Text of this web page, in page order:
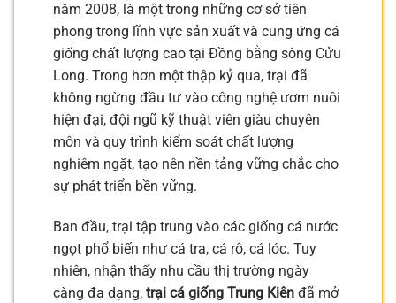
năm 2008, là một trong những cơ sở tiên
phong trong lĩnh vực sản xuất và cung ứng cá
giống chất lượng cao tại Đồng bằng sông Cửu
Long. Trong hơn một thập kỷ qua, trại đã
không ngừng đầu tư vào công nghệ ươm nuôi
hiện đại, đội ngũ kỹ thuật viên giàu chuyên
môn và quy trình kiểm soát chất lượng
nghiêm ngặt, tạo nên nền tảng vững chắc cho
sự phát triển bền vững.
Ban đầu, trại tập trung vào các giống cá nước
ngọt phổ biến như cá tra, cá rô, cá lóc. Tuy
nhiên, nhận thấy nhu cầu thị trường ngày
càng đa dạng, trại cá giống Trung Kiên đã mở